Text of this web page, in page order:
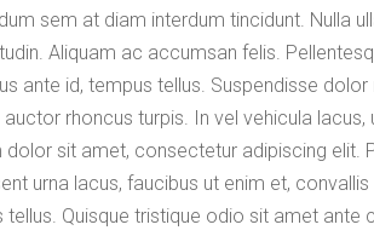
sem at diam interdum tincidunt. Nulla
Aliquam ac accumsan felis.
ante id, tempus tellus. Suspendisse
auctor rhoncus turpis. In vel vehicula
dolor sit amet, consectetur adipiscing elit.
urna lacus, faucibus ut enim et,
tellus. Quisque tristique odio sit amet ante